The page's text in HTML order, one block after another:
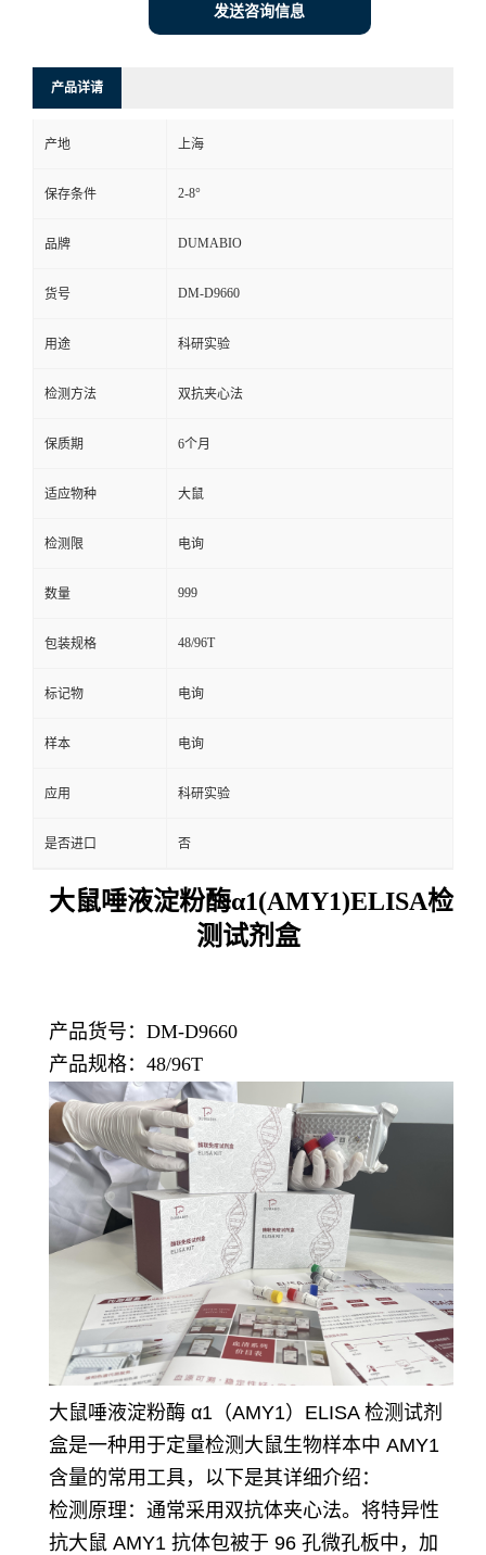
方
言
发送咨询信息
产品详请
产地 上海
保存条件 2-8°
品牌 DUMABIO
货号 DM-D9660
用途 科研实验
检测方法 双抗夹心法
保质期 6个月
适应物种 大鼠
检测限 电询
数量 999
包装规格 48/96T
标记物 电询
样本 电询
应用 科研实验
是否进口 否
大鼠唾液淀粉酶α1(AMY1)ELISA检
测试剂盒
产品货号：DM-D9660
产品规格：48/96T
大鼠唾液淀粉酶 α1（AMY1）ELISA 检测试剂
盒是一种用于定量检测大鼠生物样本中 AMY1
含量的常用工具，以下是其详细介绍：
检测原理：通常采用双抗体夹心法。将特异性
抗大鼠 AMY1 抗体包被于 96 孔微孔板中，加